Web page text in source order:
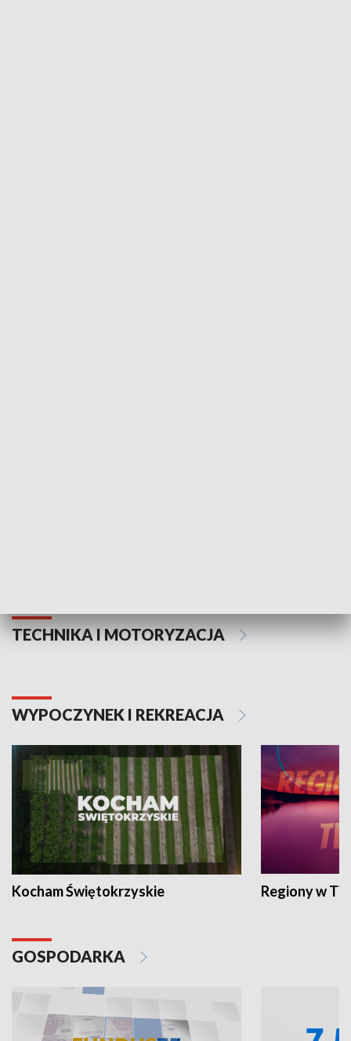
TECHNIKA I MOTORYZACJA
WYPOCZYNEK I REKREACJA
Kocham Świętokrzyskie Regiony w
GOSPODARKA